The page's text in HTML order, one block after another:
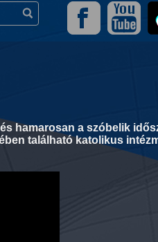
hamarosan a szóbelik
található katolikus